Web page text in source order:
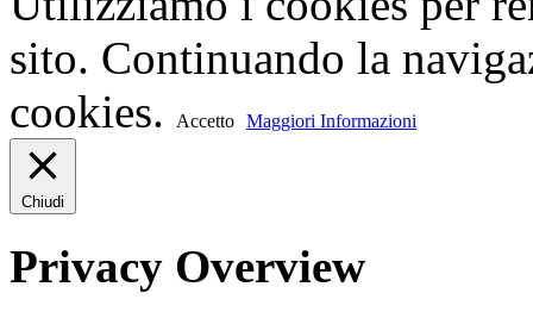
sito. Continuando la
cookies.
Accetto Maggiori Informazioni
Chiudi
Privacy Overview